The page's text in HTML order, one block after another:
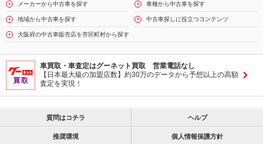
メーカーから中古車を探す 車種から中古車を探す
地域から中古車を探す 中古車探しに役立つコンテンツ
大阪府の中古車販売店を市区町村から探す
車買取・車査定はグーネット買取 営業電話なし
【日本最大級の加盟店数】約30万のデータから予想以上の高額
査定を実現！
質問はコチラ ヘルプ
推奨環境 個人情報保護方針